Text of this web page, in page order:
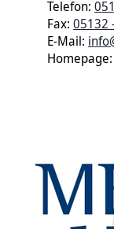
Telefon:
Fax: 05132
E-Mail:
Homepage: